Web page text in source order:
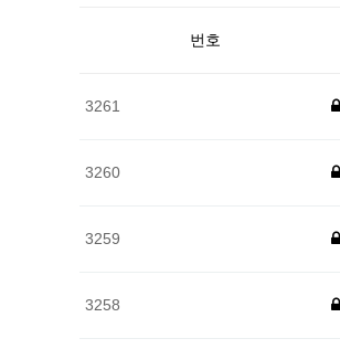
번호
3261
3260
3259
3258